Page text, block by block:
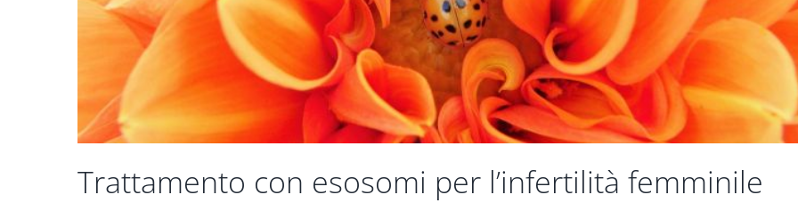
Trattamento con esosomi per l’infertilità femminile